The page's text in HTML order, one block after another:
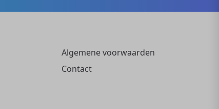
Algemene voorwaarden
Contact